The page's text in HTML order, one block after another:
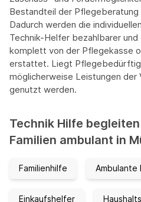
Bestandteil der
Dadurch werden die
Technik-Helfer bezahlbarer
komplett von der Pflegekasse
erstattet. Liegt
möglicherweise Leistungen der
genutzt werden.
Technik Hilfe
Familien ambulant in
Familienhilfe Ambulante
Einkaufshelfer